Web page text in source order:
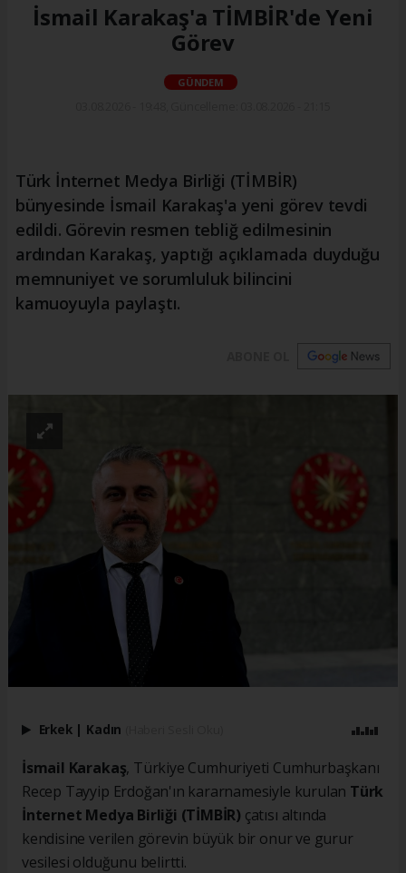
İsmail Karakaş'a TİMBİR'de Yeni
Görev
GÜNDEM
Türk İnternet Medya Birliği (TİMBİR)
bünyesinde İsmail Karakaş'a yeni görev tevdi
edildi. Görevin resmen tebliğ edilmesinin
ardından Karakaş, yaptığı açıklamada duyduğu
memnuniyet ve sorumluluk bilincini
kamuoyuyla paylaştı.
Erkek | Kadın
İsmail Karakaş, Türkiye Cumhuriyeti Cumhurbaşkanı
Recep Tayyip Erdoğan'ın kararnamesiyle kurulan Türk
İnternet Medya Birliği (TİMBİR) çatısı altında
kendisine verilen görevin büyük bir onur ve gurur
vesilesi olduğunu belirtti.